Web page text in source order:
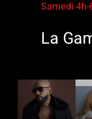
Samedi 4h-
La